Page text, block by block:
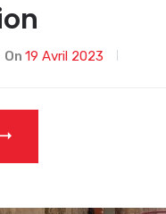
On 19 Avril 2023